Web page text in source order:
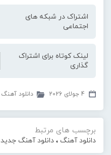
اشتراک در شبکه های
اجتماعی
لینک کوتاه برای اشتراک
گذاری
4 جولای 2026 دانلود آهنگ
برچسب های مرتبط
دانلود آهنگ ، دانلود آهنگ جدید